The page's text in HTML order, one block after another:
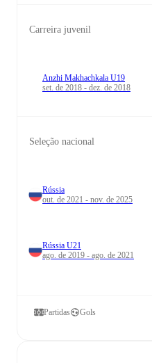
Carreira juvenil
Anzhi Makhachkala U19
set. de 2018 - dez. de 2018
Seleção nacional
Rússia
out. de 2021 - nov. de 2025
Rússia U21
ago. de 2019 - ago. de 2021
Partidas Gols